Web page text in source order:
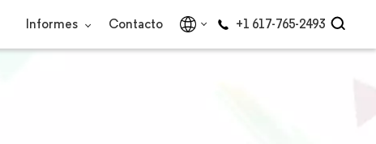
Informes Contacto +1 617-765-2493